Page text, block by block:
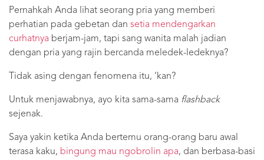
Pernahkah Anda lihat seorang pria yang memberi
perhatian pada gebetan dan setia mendengarkan
curhatnya berjam-jam, tapi sang wanita malah jadian
dengan pria yang rajin bercanda meledek-ledeknya?
Tidak asing dengan fenomena itu, ‘kan?
Untuk menjawabnya, ayo kita sama-sama flashback
sejenak.
Saya yakin ketika Anda bertemu orang-orang baru awal
terasa kaku, bingung mau ngobrolin apa, dan berbasa-basi